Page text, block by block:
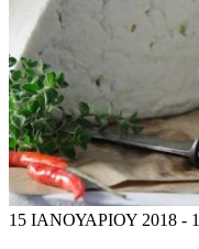
15 ΙΑΝΟΥΑΡΙΟΥ 2018 -